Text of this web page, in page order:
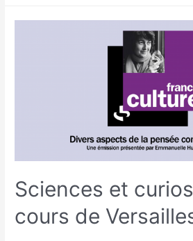
Sciences et
cours de